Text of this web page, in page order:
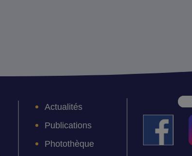
Actualités
Publications
Photothèque